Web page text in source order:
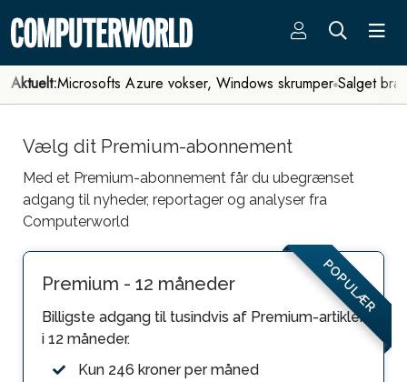
Aktuelt:Microsofts Azure vokser, Windows skrumper Salget
Vælg dit Premium-abonnement
Med et Premium-abonnement får du ubegrænset
adgang til nyheder, reportager og analyser fra
Computerworld
POPULÆR
Premium - 12 måneder
Billigste adgang til tusindvis af Premium-artikler
i 12 måneder.
Kun 246 kroner per måned